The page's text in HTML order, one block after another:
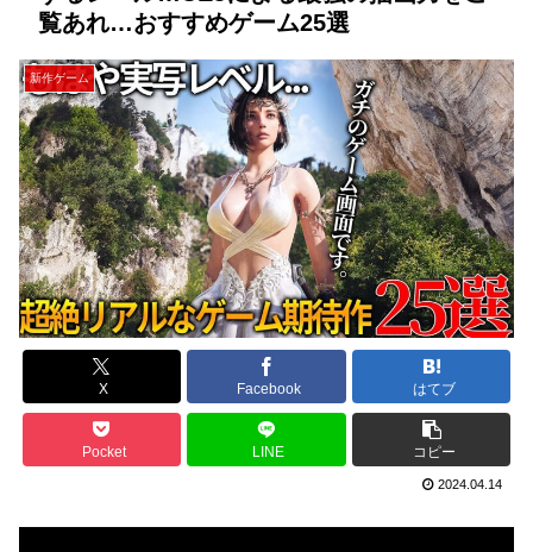
覧あれ…おすすめゲーム25選
新作ゲーム
X Facebook はてブ
Pocket LINE コピー
2024.04.14